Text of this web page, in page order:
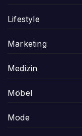
Lifestyle
Marketing
Medizin
Möbel
Mode